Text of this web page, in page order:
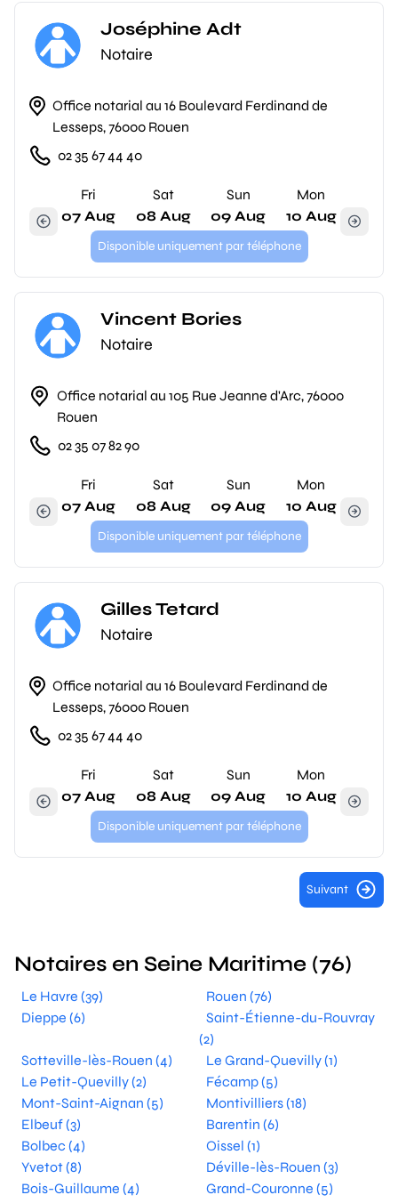
Joséphine Adt
Notaire
Office notarial au 16 Boulevard Ferdinand de
Lesseps, 76000 Rouen
02 35 67 44 40
Fri
07 Aug
Sat
08 Aug
Sun
09 Aug
Mon
10 Aug
Disponible uniquement par téléphone
Vincent Bories
Notaire
Office notarial au 105 Rue Jeanne d'Arc, 76000
Rouen
02 35 07 82 90
Fri
07 Aug
Sat
08 Aug
Sun
09 Aug
Mon
10 Aug
Disponible uniquement par téléphone
Gilles Tetard
Notaire
Office notarial au 16 Boulevard Ferdinand de
Lesseps, 76000 Rouen
02 35 67 44 40
Fri
07 Aug
Sat
08 Aug
Sun
09 Aug
Mon
10 Aug
Disponible uniquement par téléphone
Suivant
Notaires en Seine Maritime (76)
Le Havre (39)
Rouen (76)
Dieppe (6)
Saint-Étienne-du-Rouvray
(2)
Sotteville-lès-Rouen (4)
Le Grand-Quevilly (1)
Le Petit-Quevilly (2)
Fécamp (5)
Mont-Saint-Aignan (5)
Montivilliers (18)
Elbeuf (3)
Barentin (6)
Bolbec (4)
Oissel (1)
Yvetot (8)
Déville-lès-Rouen (3)
Bois-Guillaume (4)
Grand-Couronne (5)